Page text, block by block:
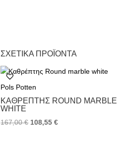
ΣΧΕΤΙΚΆ ΠΡΟΪΌΝΤΑ
Pols Potten
ΚΑΘΡΈΠΤΗΣ ROUND MARBLE
WHITE
167,00€ 108,55€